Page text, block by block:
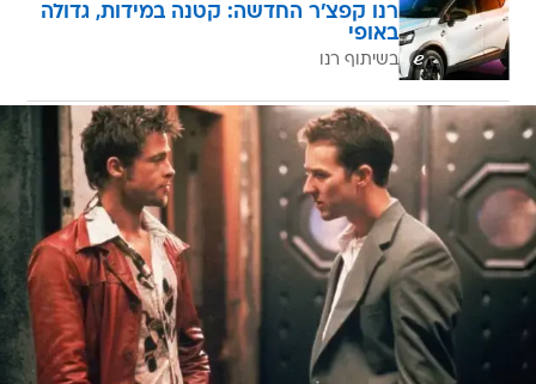
רנו קפצ'ר החדשה: קטנה במידות, גדולה
באופי
בשיתוף רנו